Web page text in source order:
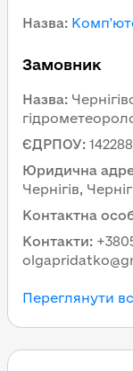
Назва:
Замовник
Назва:
ЄДРПОУ:
Юридична
Чернігів,
Контактна
Контакти:
Переглянути